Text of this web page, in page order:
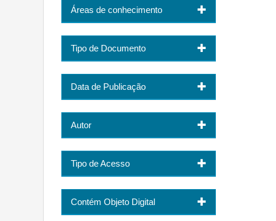
Áreas de conhecimento
Tipo de Documento
Data de Publicação
Autor
Tipo de Acesso
Contém Objeto Digital